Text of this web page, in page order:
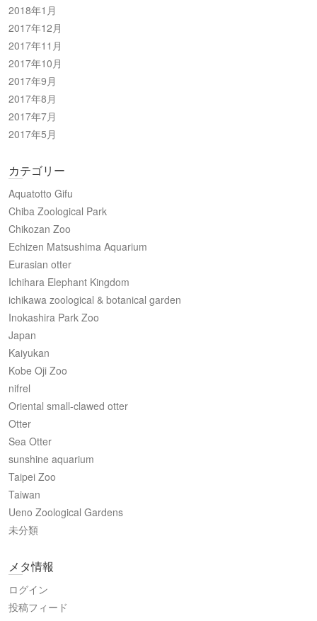
2018年1月
2017年12月
2017年11月
2017年10月
2017年9月
2017年8月
2017年7月
2017年5月
カテゴリー
Aquatotto Gifu
Chiba Zoological Park
Chikozan Zoo
Echizen Matsushima Aquarium
Eurasian otter
Ichihara Elephant Kingdom
ichikawa zoological & botanical garden
Inokashira Park Zoo
Japan
Kaiyukan
Kobe Oji Zoo
nifrel
Oriental small-clawed otter
Otter
Sea Otter
sunshine aquarium
Taipei Zoo
Taiwan
Ueno Zoological Gardens
未分類
メタ情報
ログイン
投稿フィード